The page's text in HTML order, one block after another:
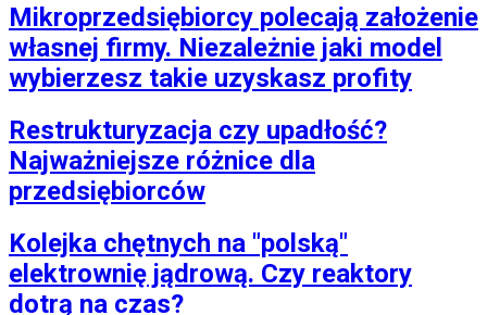
Mikroprzedsiębiorcy polecają założenie
własnej firmy. Niezależnie jaki model
wybierzesz takie uzyskasz profity
Restrukturyzacja czy upadłość?
Najważniejsze różnice dla
przedsiębiorców
Kolejka chętnych na "polską"
elektrownię jądrową. Czy reaktory
dotrą na czas?